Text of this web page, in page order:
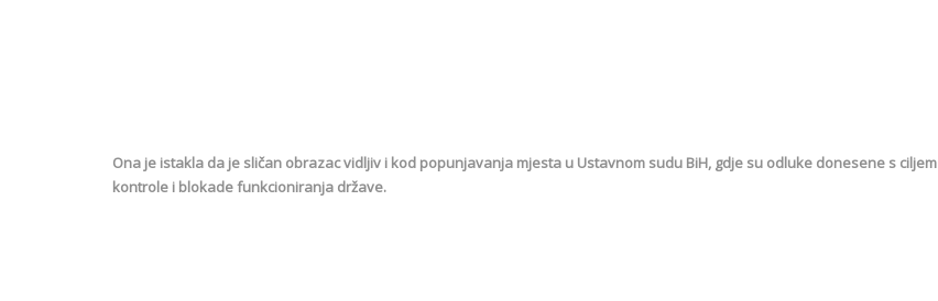
Ona je istakla da je sličan obrazac vidljiv i kod popunjavanja mjesta u Ustavnom sudu BiH, gdje su odluke donesene s ciljem
kontrole i blokade funkcioniranja države.